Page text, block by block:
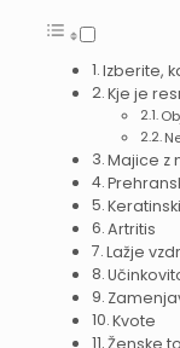
Izberite,
Kje je
Majice z
Artritis
Lažje
Kvote